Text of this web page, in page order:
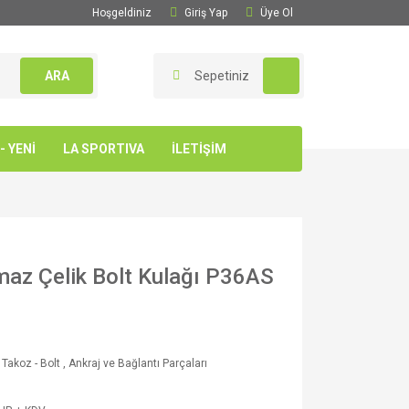
Hoşgeldiniz Giriş Yap Üye Ol
ARA Sepetiniz
YENİ LA SPORTIVA İLETİŞİM
Çelik Bolt Kulağı P36AS
Takoz - Bolt , Ankraj ve Bağlantı Parçaları